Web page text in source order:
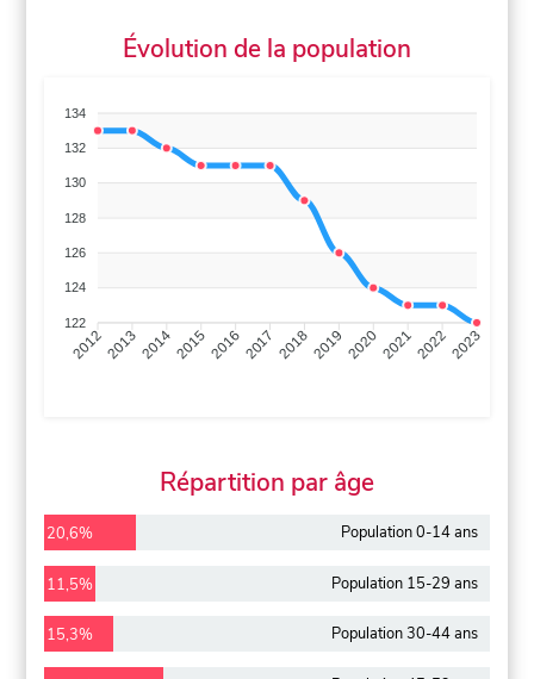
Évolution de la population
134
132
130
128
126
124
122
201220132014201520162017 20182019 2020202120222023
Répartition par âge
20,6% Population 0-14 ans
11,5% Population 15-29 ans
15,3% Population 30-44 ans